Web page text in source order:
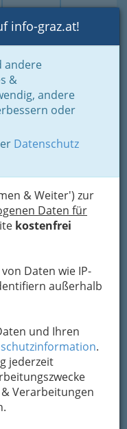
Login Toggle
info-graz.at!
andere
&
andere
oder
Datenschutz
& Weiter') zur
Daten für
kostenfrei
Daten wie IP-
außerhalb
und Ihren
.
jederzeit
Verarbeitungen
- der Handel
Schenken